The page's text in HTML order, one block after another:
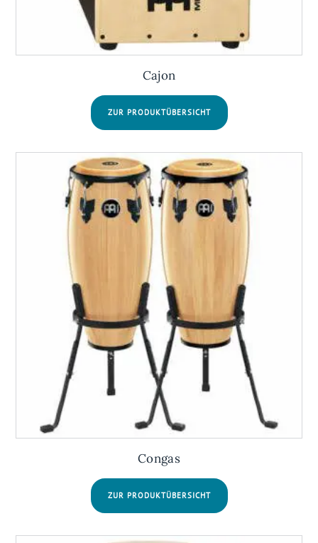
Cajon
ZUR PRODUKTÜBERSICHT
Congas
ZUR PRODUKTÜBERSICHT